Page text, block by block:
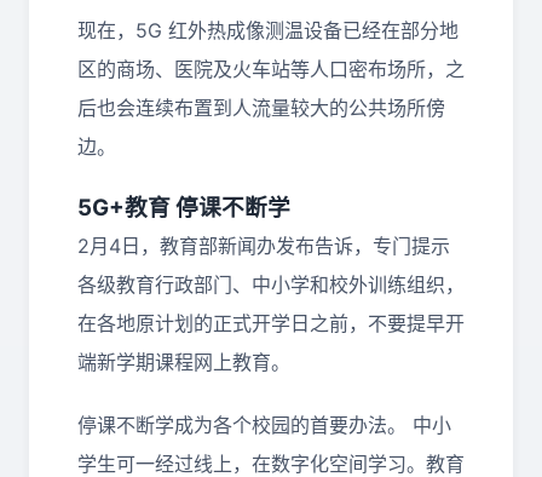
现在，5G 红外热成像测温设备已经在部分地
区的商场、医院及火车站等人口密布场所，之
后也会连续布置到人流量较大的公共场所傍
边。
5G+教育 停课不断学
2月4日，教育部新闻办发布告诉，专门提示
各级教育行政部门、中小学和校外训练组织，
在各地原计划的正式开学日之前，不要提早开
端新学期课程网上教育。
停课不断学成为各个校园的首要办法。 中小
学生可一经过线上，在数字化空间学习。教育